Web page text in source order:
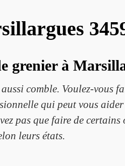
grenier à
comble. Voulez-vous
qui peut vous
pas que faire de certains
leurs états.